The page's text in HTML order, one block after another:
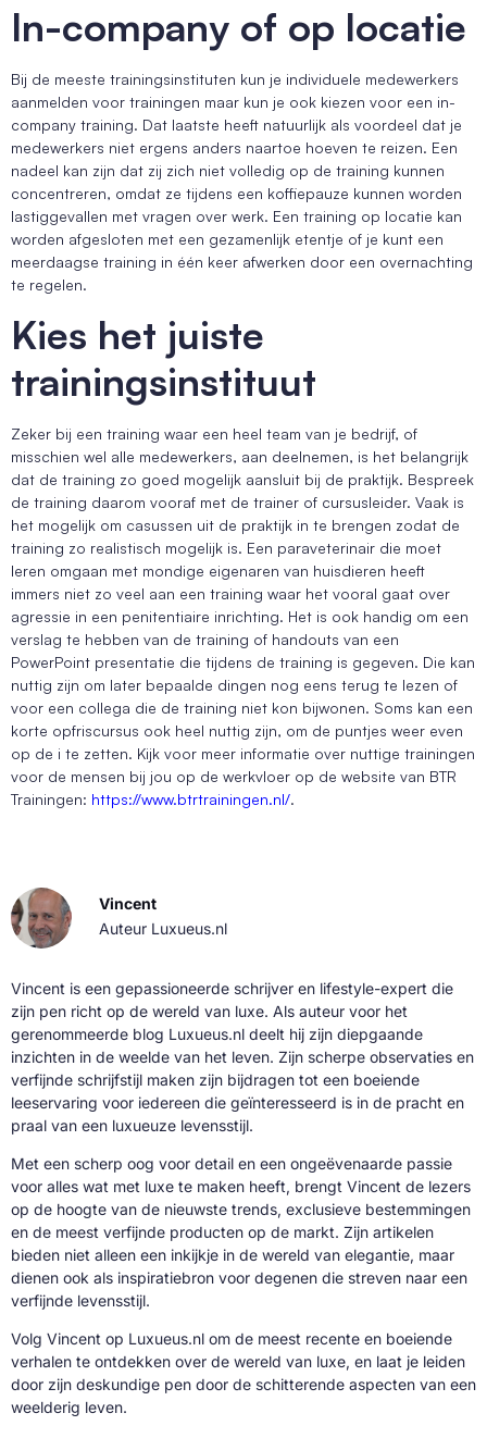
In-company of op locatie
Bij de meeste trainingsinstituten kun je individuele medewerkers
aanmelden voor trainingen maar kun je ook kiezen voor een in-
company training. Dat laatste heeft natuurlijk als voordeel dat je
medewerkers niet ergens anders naartoe hoeven te reizen. Een
nadeel kan zijn dat zij zich niet volledig op de training kunnen
concentreren, omdat ze tijdens een koffiepauze kunnen worden
lastiggevallen met vragen over werk. Een training op locatie kan
worden afgesloten met een gezamenlijk etentje of je kunt een
meerdaagse training in één keer afwerken door een overnachting
te regelen.
Kies het juiste
trainingsinstituut
Zeker bij een training waar een heel team van je bedrijf, of
misschien wel alle medewerkers, aan deelnemen, is het belangrijk
dat de training zo goed mogelijk aansluit bij de praktijk. Bespreek
de training daarom vooraf met de trainer of cursusleider. Vaak is
het mogelijk om casussen uit de praktijk in te brengen zodat de
training zo realistisch mogelijk is. Een paraveterinair die moet
leren omgaan met mondige eigenaren van huisdieren heeft
immers niet zo veel aan een training waar het vooral gaat over
agressie in een penitentiaire inrichting. Het is ook handig om een
verslag te hebben van de training of handouts van een
PowerPoint presentatie die tijdens de training is gegeven. Die kan
nuttig zijn om later bepaalde dingen nog eens terug te lezen of
voor een collega die de training niet kon bijwonen. Soms kan een
korte opfriscursus ook heel nuttig zijn, om de puntjes weer even
op de i te zetten. Kijk voor meer informatie over nuttige trainingen
voor de mensen bij jou op de werkvloer op de website van BTR
Trainingen: https://www.btrtrainingen.nl/.
Vincent
Auteur Luxueus.nl
Vincent is een gepassioneerde schrijver en lifestyle-expert die
zijn pen richt op de wereld van luxe. Als auteur voor het
gerenommeerde blog Luxueus.nl deelt hij zijn diepgaande
inzichten in de weelde van het leven. Zijn scherpe observaties en
verfijnde schrijfstijl maken zijn bijdragen tot een boeiende
leeservaring voor iedereen die geïnteresseerd is in de pracht en
praal van een luxueuze levensstijl.
Met een scherp oog voor detail en een ongeëvenaarde passie
voor alles wat met luxe te maken heeft, brengt Vincent de lezers
op de hoogte van de nieuwste trends, exclusieve bestemmingen
en de meest verfijnde producten op de markt. Zijn artikelen
bieden niet alleen een inkijkje in de wereld van elegantie, maar
dienen ook als inspiratiebron voor degenen die streven naar een
verfijnde levensstijl.
Volg Vincent op Luxueus.nl om de meest recente en boeiende
verhalen te ontdekken over de wereld van luxe, en laat je leiden
door zijn deskundige pen door de schitterende aspecten van een
weelderig leven.